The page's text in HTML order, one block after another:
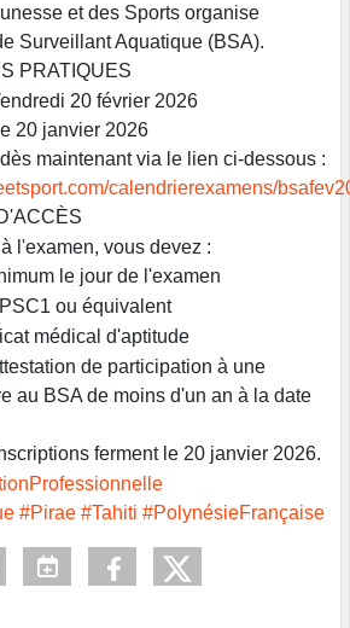
et des Sports organise
Surveillant Aquatique (BSA).
PRATIQUES
20 février 2026
20 janvier 2026
maintenant via le lien ci-dessous :
calendrierexamens/
l'examen, vous devez :
le jour de l'examen
ou équivalent
médical d'aptitude
de participation à une
au BSA de moins d'un an à la date
ferment le 20 janvier 2026.
#Pirae #Tahiti #PolynésieFrançaise